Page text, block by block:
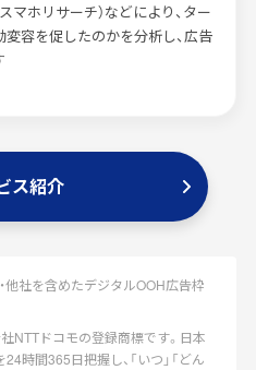
マホリサーチ）などにより、ター
容を促したのかを分析し、広告
ス紹介
他社を含めたデジタルOOH広告枠
NTTドコモの登録商標です。日本
時間365日把握し、「いつ」「どん